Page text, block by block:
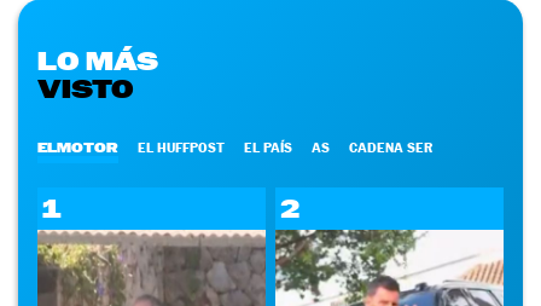
LO MÁS
VISTO
ELMOTOR EL HUFFPOST EL PAÍS AS CADENA SER
1 2